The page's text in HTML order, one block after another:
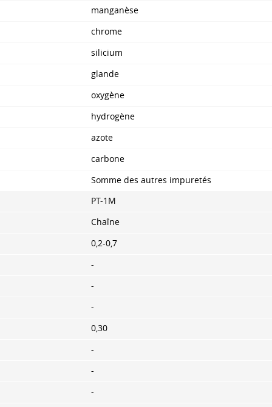
manganèse
chrome
silicium
glande
oxygène
hydrogène
azote
carbone
Somme des autres impuretés
PT-1M
Chaîne
0,2-0,7
-
-
-
0,30
-
-
-